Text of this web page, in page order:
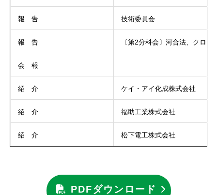
報 告 技術委員会
報 告 〔第2分科会〕河合法、クロ
会 報
紹 介 ケイ・アイ化成株式会社
紹 介 福助工業株式会社
紹 介 松下電工株式会社
PDFダウンロード